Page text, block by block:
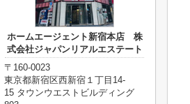
ホームエージェント新宿本店 株
式会社ジャパンリアルエステート
〒160-0023
東京都新宿区西新宿１丁目14-
15 タウンウエストビルディング